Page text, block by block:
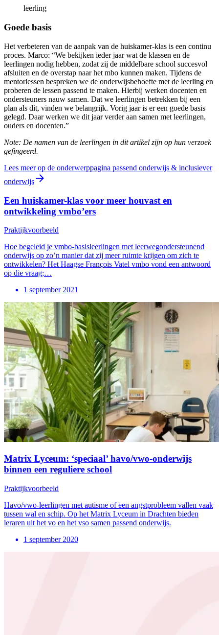
leerling
Goede basis
Het verbeteren van de aanpak van de huiskamer-klas is een continu
proces. Marco: “We bekijken ieder jaar wat de klassen en de
leerlingen nodig hebben, zodat zij de middelbare school succesvol
afsluiten en de overstap naar het mbo kunnen maken. Tijdens de
mentorlessen bespreken we de onderwijsbehoefte met de leerling en
proberen de lessen passend te maken. Hierbij werken docenten en
ondersteuners nauw samen. Dat we leerlingen betrekken bij een
plan als dit, vinden we belangrijk. Vorig jaar is er een goede basis
gelegd. Daar werken we dit jaar verder aan samen met leerlingen,
ouders en docenten.”
Note: De namen van de leerlingen in dit artikel zijn op hun verzoek
gefingeerd.
Lees meer op de onderwerppagina passend onderwijs & inclusiever
onderwijs
Een huiskamer-klas voor meer houvast en
ontwikkeling vmbo’ers
Praktijkvoorbeeld
Hoe begeleid je vmbo-basisleerlingen met leerwegondersteunend
onderwijs op zo’n manier dat zij meer ruimte krijgen om zich te
ontwikkelen? Het Haagse François Vatel vmbo vond een antwoord
op die vraag;…
1 september 2021
Matrix Lyceum: ‘speciaal’ havo/vwo-onderwijs
binnen een reguliere school
Praktijkvoorbeeld
Havo/vwo-leerlingen met autisme of een angstprobleem vallen vaak
tussen wal en schip. Op het Matrix Lyceum in Drachten bieden
leraren uit het vo en het vso samen passend onderwijs.
1 september 2020